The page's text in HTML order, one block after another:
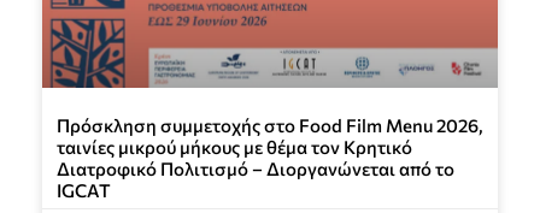
Πρόσκληση συμμετοχής στο Food Film Menu 2026,
ταινίες μικρού μήκους με θέμα τον Κρητικό
Διατροφικό Πολιτισμό – Διοργανώνεται από το
IGCAT